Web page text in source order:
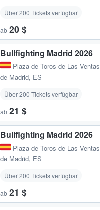
Über 200 Tickets verfügbar
ab 20 $
Bullfighting Madrid 2026
Plaza de Toros de Las Ventas
de Madrid, ES
Über 200 Tickets verfügbar
ab 21 $
Bullfighting Madrid 2026
Plaza de Toros de Las Ventas
de Madrid, ES
Über 200 Tickets verfügbar
ab 21 $